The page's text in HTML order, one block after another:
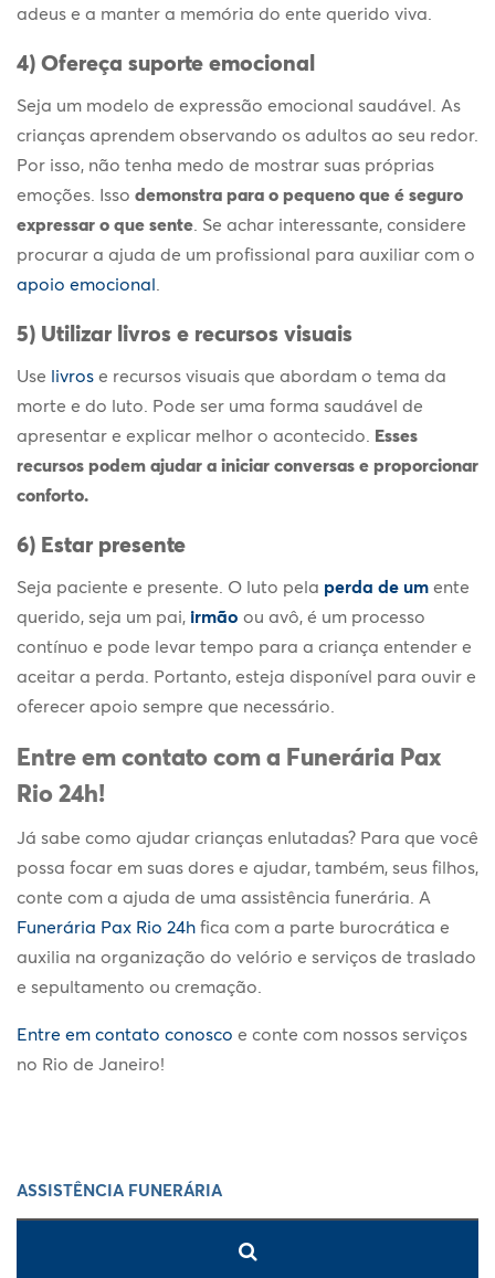
adeus e a manter a memória do ente querido viva.
4) Ofereça suporte emocional
Seja um modelo de expressão emocional saudável. As
crianças aprendem observando os adultos ao seu redor.
Por isso, não tenha medo de mostrar suas próprias
emoções. Isso demonstra para o pequeno que é seguro
expressar o que sente . Se achar interessante, considere
procurar a ajuda de um profissional para auxiliar com o
apoio emocional
5) Utilizar livros e recursos visuais
Use livros e recursos visuais que abordam o tema da
morte e do luto. Pode ser uma forma saudável de
apresentar e explicar melhor o acontecido. Esses
recursos podem ajudar a iniciar conversas e proporcionar
conforto.
6) Estar presente
Seja paciente e presente. O luto pela perda de um ente
querido, seja um pai, irmão ou avô, é um processo
contínuo e pode levar tempo para a criança entender e
aceitar a perda. Portanto, esteja disponível para ouvir e
oferecer apoio sempre que necessário.
Entre em contato com a Funerária Pax
Rio 24h!
Já sabe como ajudar crianças enlutadas? Para que você
possa focar em suas dores e ajudar, também, seus filhos,
conte com a ajuda de uma assistência funerária. A
Funerária Pax Rio 24h fica com a parte burocrática e
auxilia na organização do velório e serviços de traslado
e sepultamento ou cremação.
Entre em contato conosco e conte com nossos serviços
no Rio de Janeiro!